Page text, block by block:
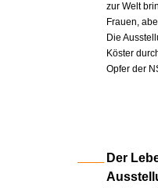
zur Welt
Frauen,
Die
Köster
Opfer der
Der